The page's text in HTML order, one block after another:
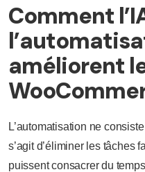
Comment
améliorent
L’automatisation ne
s’agit d’éliminer les tâches
puissent consacrer du